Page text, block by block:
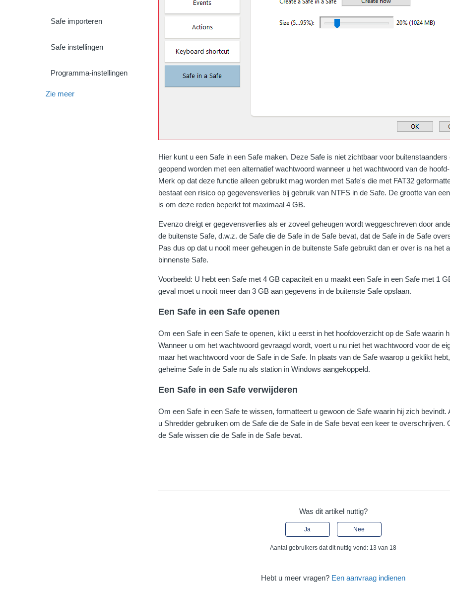
Safe importeren
Safe instellingen
Programma-instellingen
Zie meer
Hier kunt u een Safe in een Safe maken. Deze Safe is niet zichtbaar voor buitenstaanders
geopend worden met een alternatief wachtwoord wanneer u het wachtwoord van de
Merk op dat deze functie alleen gebruikt mag worden met Safe's die met FAT32
bestaat een risico op gegevensverlies bij gebruik van NTFS in de Safe. De grootte van
is om deze reden beperkt tot maximaal 4 GB.
Evenzo dreigt er gegevensverlies als er zoveel geheugen wordt weggeschreven door
de buitenste Safe, d.w.z. de Safe die de Safe in de Safe bevat, dat de Safe in de Safe
Pas dus op dat u nooit meer geheugen in de buitenste Safe gebruikt dan er over is na het
binnenste Safe.
Voorbeeld: U hebt een Safe met 4 GB capaciteit en u maakt een Safe in een Safe met 1
geval moet u nooit meer dan 3 GB aan gegevens in de buitenste Safe opslaan.
Een Safe in een Safe openen
Om een Safe in een Safe te openen, klikt u eerst in het hoofdoverzicht op de Safe waarin
Wanneer u om het wachtwoord gevraagd wordt, voert u nu niet het wachtwoord voor de
maar het wachtwoord voor de Safe in de Safe. In plaats van de Safe waarop u geklikt
geheime Safe in de Safe nu als station in Windows aangekoppeld.
Een Safe in een Safe verwijderen
Om een Safe in een Safe te wissen, formatteert u gewoon de Safe waarin hij zich bevindt.
u Shredder gebruiken om de Safe die de Safe in de Safe bevat een keer te overschrijven.
de Safe wissen die de Safe in de Safe bevat.
Was dit artikel nuttig?
Ja Nee
Aantal gebruikers dat dit nuttig vond: 13 van 18
Hebt u meer vragen? Een aanvraag indienen